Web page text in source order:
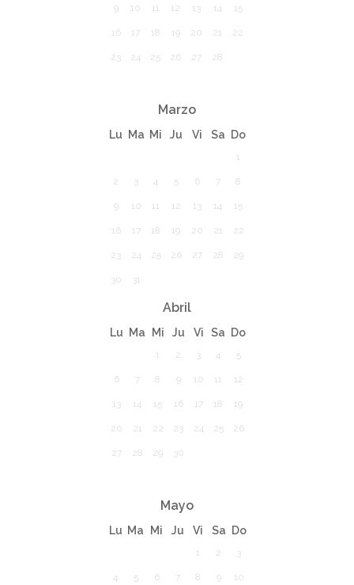
9 10 11 12 13 14 15
16 17 18 19 20 21 22
23 24 25 26 27 28
Marzo
Lu Ma Mi Ju Vi Sa Do
1
2 3 4 5 6 7 8
9 10 11 12 13 14 15
16 17 18 19 20 21 22
23 24 25 26 27 28 29
30 31
Abril
Lu Ma Mi Ju Vi Sa Do
1 2 3 4 5
6 7 8 9 10 11 12
13 14 15 16 17 18 19
20 21 22 23 24 25 26
27 28 29 30
Mayo
Lu Ma Mi Ju Vi Sa Do
1 2 3
4 5 6 7 8 9 10